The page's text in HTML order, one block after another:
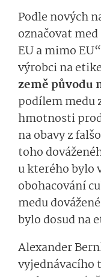
Podle nových
označovat
EU a mimo
výrobci na
země původu
podílem medu
hmotnosti
na obavy z
toho
u kterého bylo
obohacování
medu
bylo dosud na
Alexander
vyjednávacího